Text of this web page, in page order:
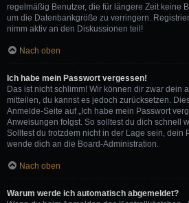
regelmäßig Benutzer, die für längere Zeit keine
um die Datenbankgröße zu verringern.
nimm aktiv an den Diskussionen teil!
Nach oben
Ich habe mein Passwort vergessen!
Das ist nicht schlimm! Wir können dir zwar dein
mitteilen, du kannst es jedoch zurücksetzen.
Anmelde-Seite auf „Ich habe mein Passwort
Anweisungen folgst. So solltest du dich schnell
Solltest du trotzdem nicht in der Lage sein, dein
wende dich an die Board-Administration.
Nach oben
Warum werde ich automatisch abgemeldet?